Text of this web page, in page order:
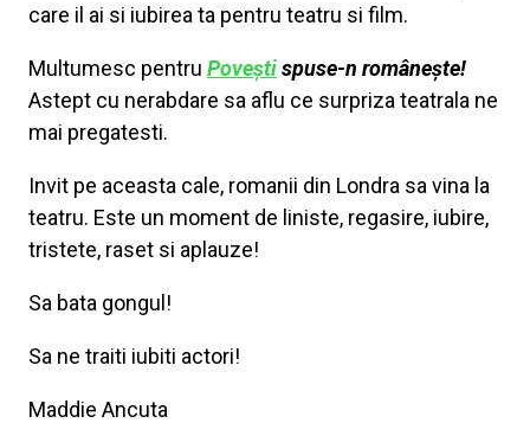
care il ai si iubirea ta pentru teatru si film.
Multumesc pentru Poveștispuse-n românește!
Astept cu nerabdare sa aflu ce surpriza teatrala ne
mai pregatesti.
Invit pe aceasta cale, romanii din Londra sa vina la
teatru. Este un moment de liniste, regasire, iubire,
tristete, raset si aplauze!
Sa bata gongul!
Sa ne traiti iubiti actori!
Maddie Ancuta